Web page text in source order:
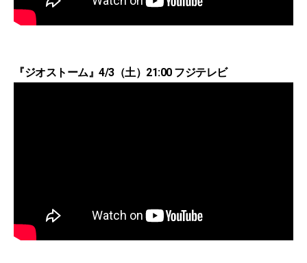
『ジオストーム』4/3（土）21:00 フジテレビ